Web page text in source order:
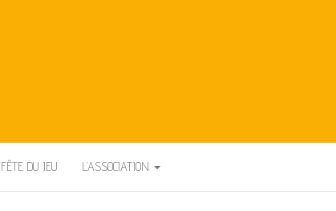
FÊTE DU JEU L’ASSOCIATION